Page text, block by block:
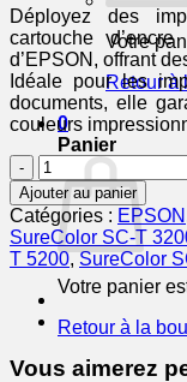
Votre
Retour à
0
Panier
Votre panier
Retour à la
Déployez des
cartouche
d’EPSON, offrant
Idéale pour les
documents, elle
couleurs
quantité
de
EPSON
Cartouche
Encre
UltraChrome
XD
Noir
mat
700ml
Ajouter au panier
Catégories : EPSON
SureColor SC-T
T 5200,SureColor
Vous aimerez